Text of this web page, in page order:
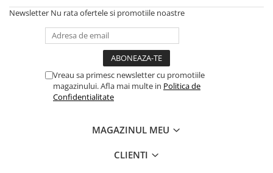
Newsletter Nu rata ofertele si promotiile noastre
Vreau sa primesc newsletter cu promotiile
magazinului. Afla mai multe in Politica de
Confidentialitate
MAGAZINUL MEU
CLIENTI